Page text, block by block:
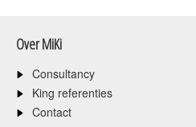
Over MiKi
Consultancy
King referenties
Contact